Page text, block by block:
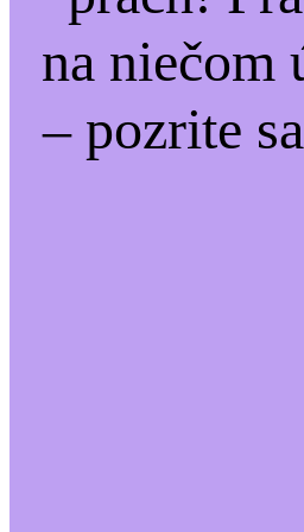
na niečom
– pozrite